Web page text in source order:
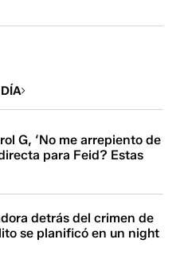
G, ‘No me arrepiento de
para Feid? Estas
detrás del crimen de
se planificó en un night